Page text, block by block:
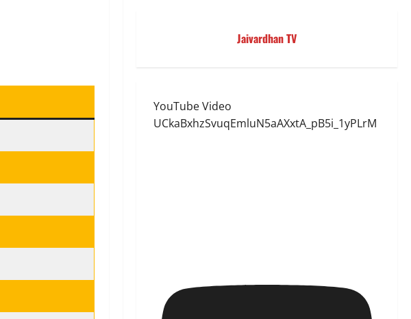
Jaivardhan TV
YouTube Video
UCkaBxhzSvuqEmluN5aAXxtA_pB5i_1yPLrM